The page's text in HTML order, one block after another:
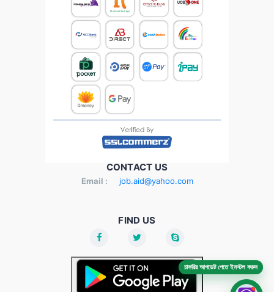
CONTACT US
Email : job.aid@yahoo.com
FIND US
চাকরির আপডেট পেতে ইনস্টল করুন